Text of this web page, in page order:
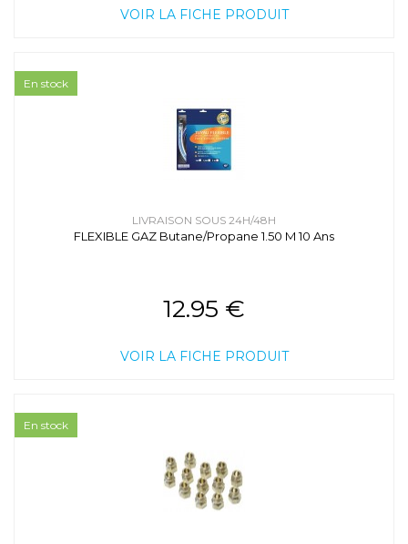
VOIR LA FICHE PRODUIT
LIVRAISON SOUS 24H/48H
FLEXIBLE GAZ Butane/Propane 1.50 M 10 Ans
12.95 €
VOIR LA FICHE PRODUIT
En stock
En stock